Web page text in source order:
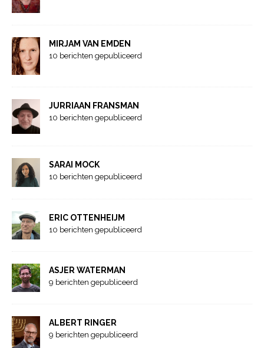
MIRJAM VAN EMDEN
10 berichten gepubliceerd
JURRIAAN FRANSMAN
10 berichten gepubliceerd
SARAI MOCK
10 berichten gepubliceerd
ERIC OTTENHEIJM
10 berichten gepubliceerd
ASJER WATERMAN
9 berichten gepubliceerd
ALBERT RINGER
9 berichten gepubliceerd